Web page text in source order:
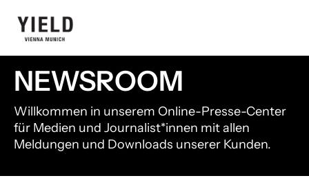
NEWSROOM
Willkommen in unserem Online-Presse-Center
für Medien und Journalist*innen mit allen
Meldungen und Downloads unserer Kunden.